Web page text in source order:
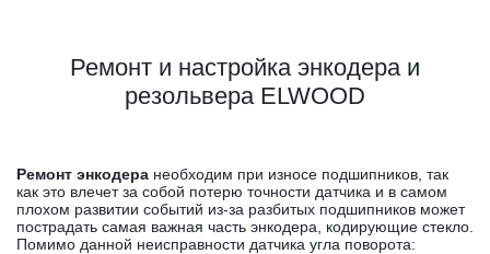
Ремонт и настройка энкодера и
резольвера ELWOOD
Ремонт энкодера необходим при износе подшипников, так
как это влечет за собой потерю точности датчика и в самом
плохом развитии событий из-за разбитых подшипников может
пострадать самая важная часть энкодера, кодирующие стекло.
Помимо данной неисправности датчика угла поворота: